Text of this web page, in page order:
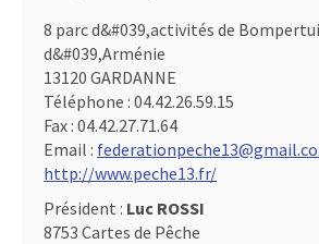
8 parc d&#039,activités de
d&#039,Arménie
13120 GARDANNE
Téléphone : 04.42.26.59.15
Fax : 04.42.27.71.64
Email :
http://www.peche13.fr/
Président : Luc ROSSI
8753 Cartes de Pêche